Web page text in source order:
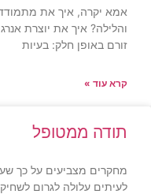
אמא יקרה, איך את
והלילה? איך את יוצרת
זורם באופן חלק: בעיות
קרא עוד »
תודה ממטופל
מחקרים מצביעים על כך
לעיתים עלולה לגרום